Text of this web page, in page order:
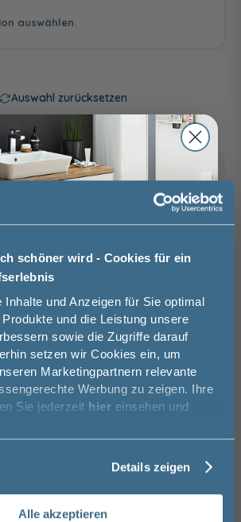
schöner wird - Cookies für ein
Inhalte und Anzeigen für Sie optimal
und die Leistung unsere
sowie die Zugriffe darauf
setzen wir Cookies ein, um
Marketingpartnern relevante
Werbung zu zeigen. Ihre
Sie jederzeit hier einsehen und
Details zeigen
Alle akzeptieren
Halifax Eiche -
melaminharzbeschichtete
Front
Cuneo Eiche
Dunkel - folierte
melaminharzbeschichtetemelaminharzbeschichtete
Cuneo Eiche Braun
auswählen.
Rechts
Auswahl zurücksetzen
Hilfe bei der Konfiguration?
03606 / 50 77 70
Ausstellung besuchen
609,00 €
Aufpreis ausgewählt
609,00 €
€ sparen!
sich hier zu unserem
an und sparen Sie
auf Ihre Bestellung!